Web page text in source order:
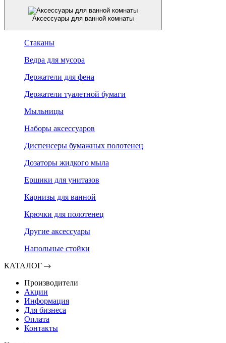
Аксессуары для ванной комнаты
Стаканы
Ведра для мусора
Держатели для фена
Держатели туалетной бумаги
Мыльницы
Наборы аксессуаров
Диспенсеры бумажных полотенец
Дозаторы жидкого мыла
Ершики для унитазов
Карнизы для ванной
Крючки для полотенец
Другие аксессуары
Напольные стойки
КАТАЛОГ
Производители
Акции
Информация
Для бизнеса
Оплата
Контакты